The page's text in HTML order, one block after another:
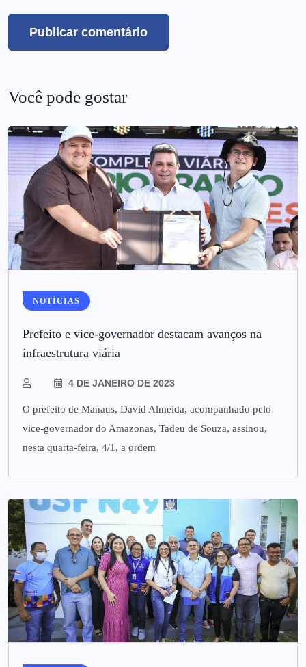
Você pode gostar
NOTÍCIAS
Prefeito e vice-governador destacam avanços na
infraestrutura viária
4 DE JANEIRO DE 2023
O prefeito de Manaus, David Almeida, acompanhado pelo
vice-governador do Amazonas, Tadeu de Souza, assinou,
nesta quarta-feira, 4/1, a ordem